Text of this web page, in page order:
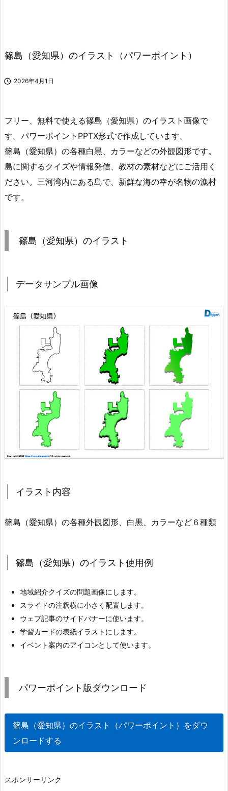
篠島（愛知県）のイラスト（パワーポイント）
 2026年4月1日
フリー、無料で使える篠島（愛知県）のイラスト画像で
す。パワーポイントPPTX形式で作成しています。
篠島（愛知県）の各種白黒、カラーなどの外観図形です。
島に関するクイズや情報発信、教材の素材などにご活用く
ださい。三河湾内にある島で、新鮮な海の幸が名物の漁村
です。
篠島（愛知県）のイラスト
データサンプル画像
イラスト内容
篠島（愛知県）の各種外観図形、白黒、カラーなど６種類
篠島（愛知県）のイラスト使用例
地域紹介クイズの問題画像にします。
スライドの注釈横に小さく配置します。
ウェブ記事のサイドバナーに使います。
学習カードの表紙イラストにします。
イベント案内のアイコンとして使います。
パワーポイント版ダウンロード
篠島（愛知県）のイラスト（パワーポイント）をダウ
ンロードする
スポンサーリンク